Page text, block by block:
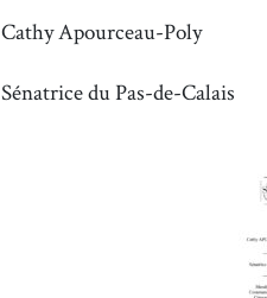
Cathy Apourceau-Poly
Sénatrice du Pas-de-Calais